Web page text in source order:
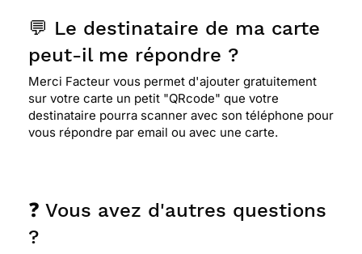
💬 Le destinataire de ma carte
peut-il me répondre ?
Merci Facteur vous permet d'ajouter gratuitement
sur votre carte un petit "QRcode" que votre
destinataire pourra scanner avec son téléphone pour
vous répondre par email ou avec une carte.
❓ Vous avez d'autres questions
?